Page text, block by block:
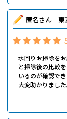
匿名さん 東
水回りお掃除を
と掃除後の比較
いるのが確認で
大変助かりまし